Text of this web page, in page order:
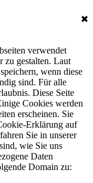
✖
verwendet
zu gestalten. Laut
wenn diese
sind. Für alle
Diese Seite
Cookies werden
erscheinen. Sie
Erklärung auf
Sie in unserer
wie Sie uns
Daten
Domain zu: